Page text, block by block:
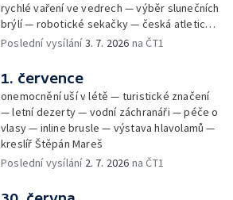
rychlé vaření ve vedrech — výběr slunečních
brýlí — robotické sekačky — česká atletická
rekordmanka — psí seriál: výmarský
Poslední vysílání3. 7. 2026 na ČT1
1. července
onemocnění uší v létě — turistické značení
— letní dezerty — vodní záchranáři — péče o
vlasy — inline brusle — výstava hlavolamů —
kreslíř Štěpán Mareš
Poslední vysílání 2. 7. 2026 na ČT1